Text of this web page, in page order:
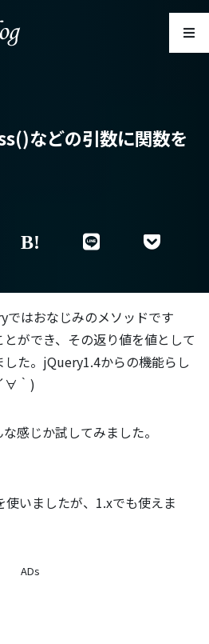
などの引数に関数を
はおなじみのメソッドです
ができ、その返り値を値として
た。jQuery1.4からの機能らし
｀)
感じか試してみました。
いましたが、1.xでも使えま
ADs